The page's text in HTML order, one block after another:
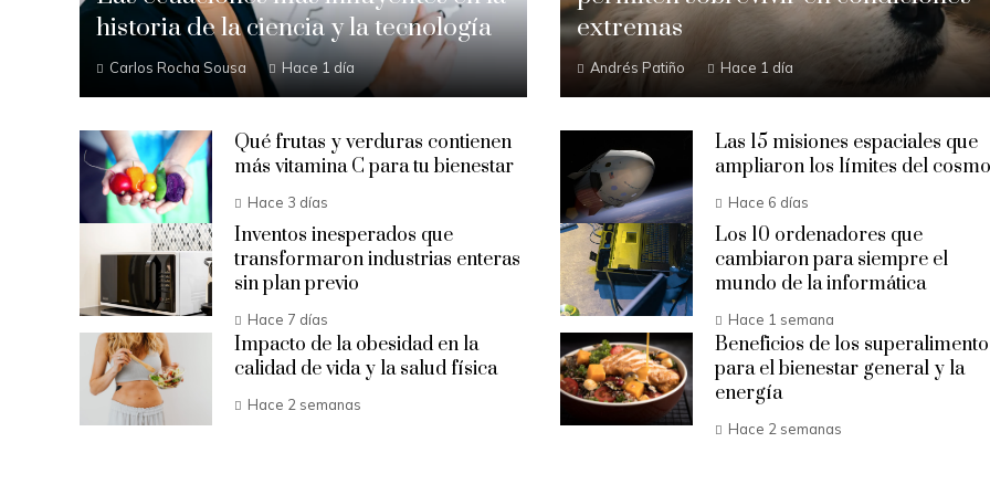
historia de la ciencia y la tecnología
Carlos Rocha Sousa Hace 1 día
extremas
Andrés Patiño Hace 1 día
Qué frutas y verduras contienen
más vitamina C para tu bienestar
Hace 3 días
Las 15 misiones espaciales que
ampliaron los límites del
Hace 6 días
Inventos inesperados que
transformaron industrias enteras
sin plan previo
Hace 7 días
Los 10 ordenadores que
cambiaron para siempre el
mundo de la informática
Hace 1 semana
Impacto de la obesidad en la
calidad de vida y la salud física
Hace 2 semanas
Beneficios de los
para el bienestar general y la
energía
Hace 2 semanas